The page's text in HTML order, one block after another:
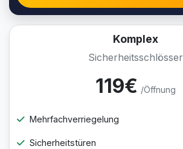
Komplex
Sicherheitsschlösser
119€ /Öffnung
Mehrfachverriegelung
Sicherheitstüren